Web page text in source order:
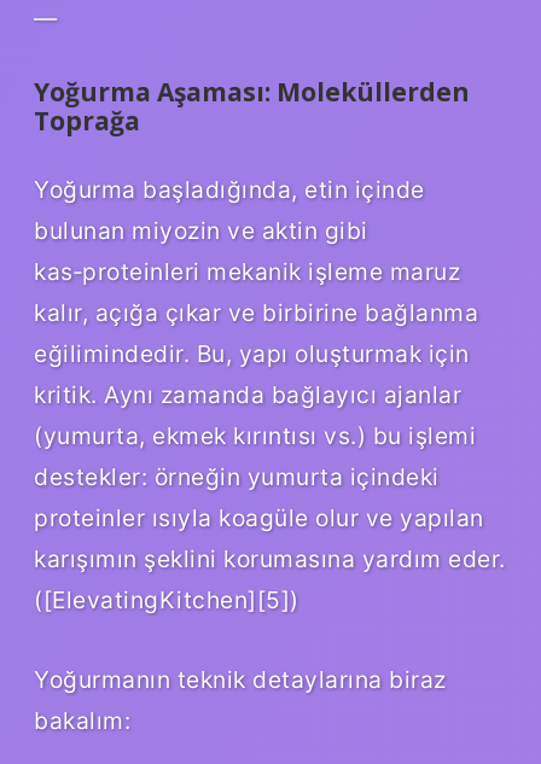
—
Yoğurma Aşaması: Moleküllerden
Toprağa
Yoğurma başladığında, etin içinde
bulunan miyozin ve aktin gibi
kas‑proteinleri mekanik işleme maruz
kalır, açığa çıkar ve birbirine bağlanma
eğilimindedir. Bu, yapı oluşturmak için
kritik. Aynı zamanda bağlayıcı ajanlar
(yumurta, ekmek kırıntısı vs.) bu işlemi
destekler: örneğin yumurta içindeki
proteinler ısıyla koagüle olur ve yapılan
karışımın şeklini korumasına yardım eder.
([ElevatingKitchen][5])
Yoğurmanın teknik detaylarına biraz
bakalım: